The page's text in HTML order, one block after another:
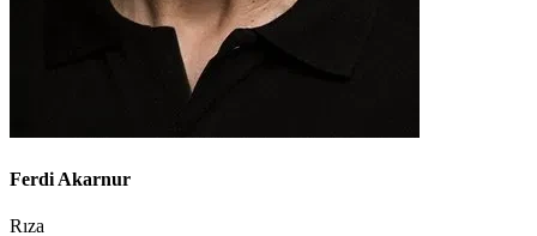
Ferdi Akarnur
Rıza